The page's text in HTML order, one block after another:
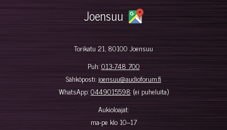
Joensuu
Torikatu 21, 80100 Joensuu
Puh:013-748 700
Sähköposti: joensuu@audioforum.fi
WhatsApp:0449015598 (ei puheluita)
Aukioloajat:
ma-pe klo 10–17